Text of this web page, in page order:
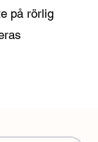
på rörlig